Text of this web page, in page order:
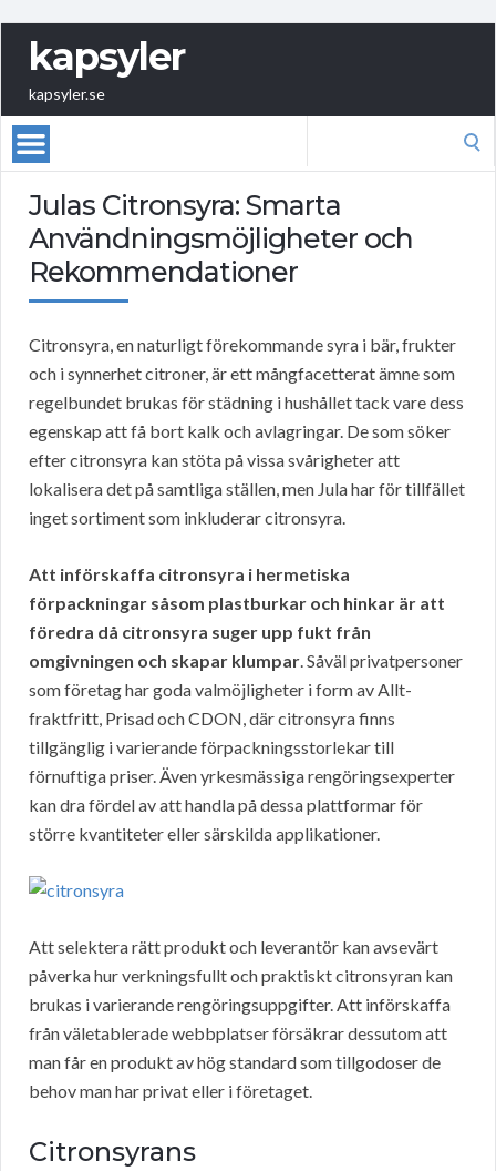
kapsyler
kapsyler.se
Julas Citronsyra: Smarta
Användningsmöjligheter och
Rekommendationer
Citronsyra, en naturligt förekommande syra i bär, frukter
och i synnerhet citroner, är ett mångfacetterat ämne som
regelbundet brukas för städning i hushållet tack vare dess
egenskap att få bort kalk och avlagringar. De som söker
efter citronsyra kan stöta på vissa svårigheter att
lokalisera det på samtliga ställen, men Jula har för tillfället
inget sortiment som inkluderar citronsyra.
Att införskaffa citronsyra i hermetiska
förpackningar såsom plastburkar och hinkar är att
föredra då citronsyra suger upp fukt från
omgivningen och skapar klumpar. Såväl privatpersoner
som företag har goda valmöjligheter i form av Allt-
fraktfritt, Prisad och CDON, där citronsyra finns
tillgänglig i varierande förpackningsstorlekar till
förnuftiga priser. Även yrkesmässiga rengöringsexperter
kan dra fördel av att handla på dessa plattformar för
större kvantiteter eller särskilda applikationer.
Att selektera rätt produkt och leverantör kan avsevärt
påverka hur verkningsfullt och praktiskt citronsyran kan
brukas i varierande rengöringsuppgifter. Att införskaffa
från väletablerade webbplatser försäkrar dessutom att
man får en produkt av hög standard som tillgodoser de
behov man har privat eller i företaget.
Citronsyrans